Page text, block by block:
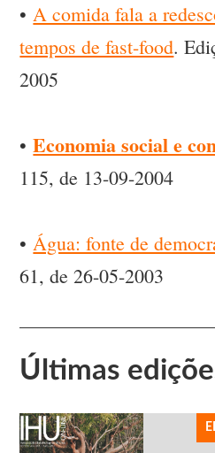
•A comida fala a
tempos de fast-food.
2005
•Economia social e
115, de 13-09-2004
•Água: fonte de
61, de 26-05-2003
Últimas